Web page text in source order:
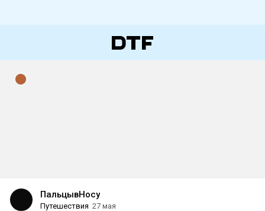
ПальцывНосу
Путешествия 27 мая